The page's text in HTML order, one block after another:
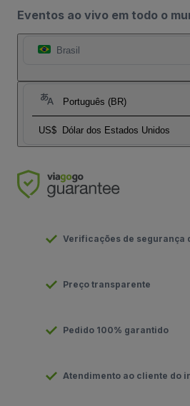
Eventos ao vivo em todo o
Brasil
Português (BR)
US$ Dólar dos Estados Unidos
Verificações de segurança
Preço transparente
Pedido 100% garantido
Atendimento ao cliente do